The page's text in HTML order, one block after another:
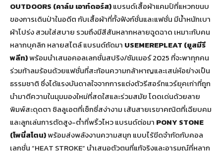
OUTDOORS (คาล์ม เอาท์ดอร์ส)แบรนด์เสื้อผ้าแคมป์ที่แหวกขนบ
ของการเดินป่าในอดีต กับเสื้อผ้าที่ทั้งฟังก์ชั่นและแฟชั่น มีน้ำหนักเบา
ผ้าโปร่ง สวมใส่สบาย รวมถึงมีสีสันหลากหลายฉูดฉาด เหมาะกับคน
หลากบุคลิก หลายสไตล์ แบรนด์ถัดมา USEMEREPLEAT (ยูสมีรี
พลีท)พร้อมนำเสนอคอลเลกชั่นสปริง/ซัมเมอร์ 2025 ที่จะพาทุกคน
ร่วมท้าลมร้อนด้วยแฟชั่นที่สะท้อนความกล้าหาญและเสน่ห์อย่างเป็น
ธรรมชาติ ซึ่งได้แรงบันดาลใจจากการแต่งตัวรีสอร์ทแวร์ยุคเก่าที่ถูก
นำมาตีความในมุมมองใหม่ที่สดใสและร่วมสมัย โดดเด่นด้วยลาย
พิมพ์สะดุดตา ซิลลูเอตที่เซ็กซี่สง่างาม เส้นสายเรขาคณิตที่เฉียบคม
และลูกเล่นการตัดสูง-ต่ำที่พริ้วไหว แบรนด์ต่อมา PONY STONE
(โพนี่สโตน)พร้อมส่งพลังงานความสนุก แบบไร้ขีดจำกัดกับคอล
เลกชั่น “HEAT STROKE” นำเสนอตัวตนที่แท้จริงและอารมณ์ที่หลาก